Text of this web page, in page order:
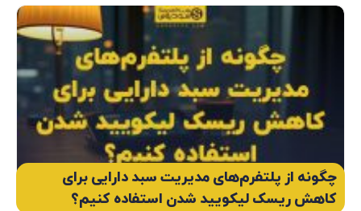
چگونه از پلتفرم‌های مدیریت سبد دارایی برای
کاهش ریسک لیکویید شدن استفاده کنیم؟